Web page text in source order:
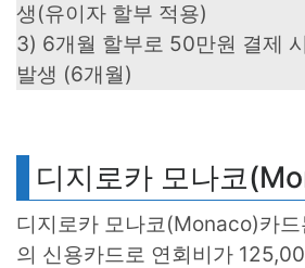
생(유이자 할부 적용)
3) 6개월 할부로 50만원 결제
발생 (6개월)
디지로카 모나코
디지로카 모나코(Monaco)카드
의 신용카드로 연회비가